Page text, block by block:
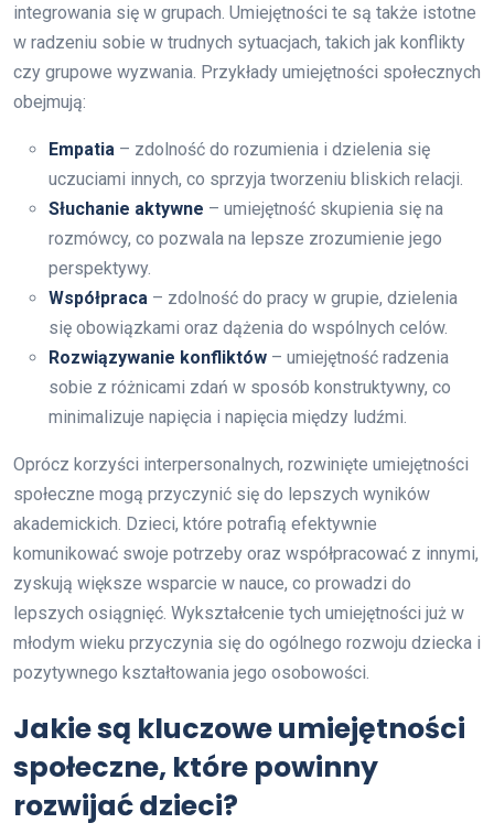
integrowania się w grupach. Umiejętności te są także istotne
w radzeniu sobie w trudnych sytuacjach, takich jak konflikty
czy grupowe wyzwania. Przykłady umiejętności społecznych
obejmują:
Empatia – zdolność do rozumienia i dzielenia się
uczuciami innych, co sprzyja tworzeniu bliskich relacji.
Słuchanie aktywne – umiejętność skupienia się na
rozmówcy, co pozwala na lepsze zrozumienie jego
perspektywy.
Współpraca – zdolność do pracy w grupie, dzielenia
się obowiązkami oraz dążenia do wspólnych celów.
Rozwiązywanie konfliktów – umiejętność radzenia
sobie z różnicami zdań w sposób konstruktywny, co
minimalizuje napięcia i napięcia między ludźmi.
Oprócz korzyści interpersonalnych, rozwinięte umiejętności
społeczne mogą przyczynić się do lepszych wyników
akademickich. Dzieci, które potrafią efektywnie
komunikować swoje potrzeby oraz współpracować z innymi,
zyskują większe wsparcie w nauce, co prowadzi do
lepszych osiągnięć. Wykształcenie tych umiejętności już w
młodym wieku przyczynia się do ogólnego rozwoju dziecka i
pozytywnego kształtowania jego osobowości.
Jakie są kluczowe umiejętności
społeczne, które powinny
rozwijać dzieci?